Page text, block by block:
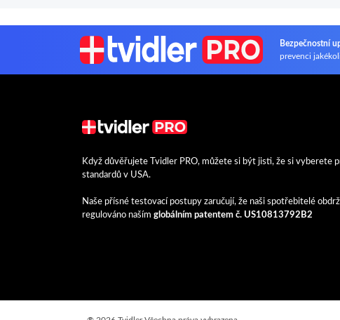
Bezpečnostní
prevenci
Když důvěřujete Tvidler PRO, můžete si být jisti, že si vyberete
standardů v USA.
Naše přísné testovací postupy zaručují, že naši spotřebitelé
regulováno naším globálním patentem č. US10813792B2